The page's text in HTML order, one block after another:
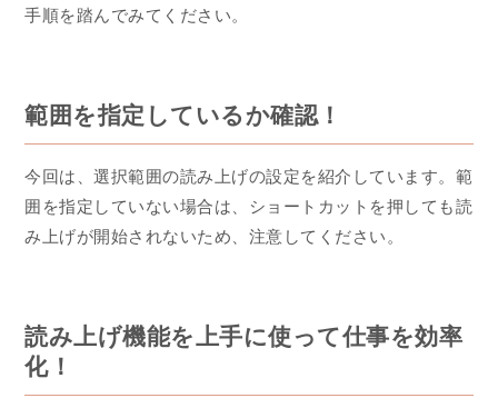
手順を踏んでみてください。
範囲を指定しているか確認！
今回は、選択範囲の読み上げの設定を紹介しています。範
囲を指定していない場合は、ショートカットを押しても読
み上げが開始されないため、注意してください。
読み上げ機能を上手に使って仕事を効率
化！